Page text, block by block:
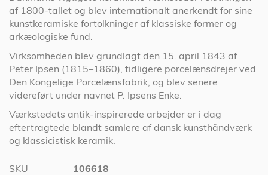
af 1800-tallet og blev internationalt anerkendt for sine
kunstkeramiske fortolkninger af klassiske former og
arkæologiske fund.
Virksomheden blev grundlagt den 15. april 1843 af
Peter Ipsen (1815–1860), tidligere porcelænsdrejer ved
Den Kongelige Porcelænsfabrik, og blev senere
videreført under navnet P. Ipsens Enke.
Værkstedets antik-inspirerede arbejder er i dag
eftertragtede blandt samlere af dansk kunsthåndværk
og klassicistisk keramik.
Specifikationer
SKU
106618